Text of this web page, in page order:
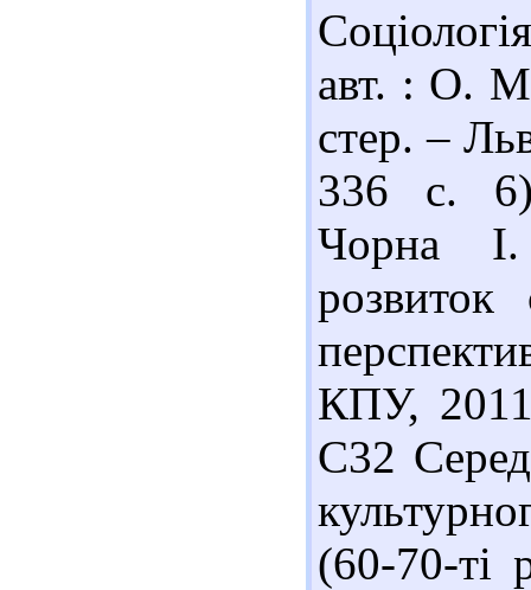
авт. : О.
стер. –
336 с.
Чорна І.
КПУ,
С32
(60-70-ті